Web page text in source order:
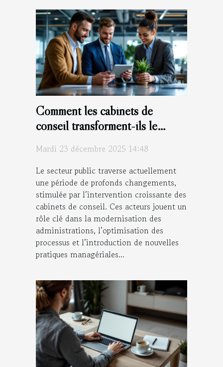
Comment les cabinets de
conseil transforment-ils le
Mardi 23 décembre 2025 14:48
Le secteur public traverse actuellement
une période de profonds changements,
stimulée par l’intervention croissante des
cabinets de conseil. Ces acteurs jouent un
rôle clé dans la modernisation des
administrations, l’optimisation des
processus et l’introduction de nouvelles
pratiques managériales...